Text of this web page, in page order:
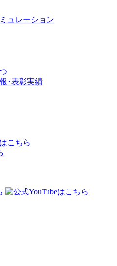
ュレーション
･表彰実績